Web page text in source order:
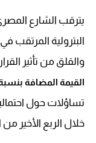
يترقب الشارع
البترولية المرتقب في
والقلق من تأثير
القيمة المضافة بنسبة 10% على البترول
تساؤلات حول
خلال الربع الأخير من